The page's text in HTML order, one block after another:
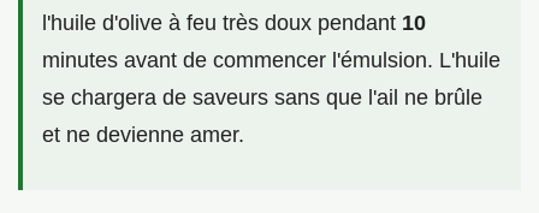
l'huile d'olive à feu très doux pendant 10
minutes avant de commencer l'émulsion. L'huile
se chargera de saveurs sans que l'ail ne brûle
et ne devienne amer.